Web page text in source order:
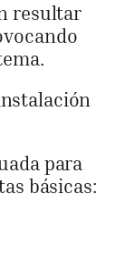
resultar
para
básicas: